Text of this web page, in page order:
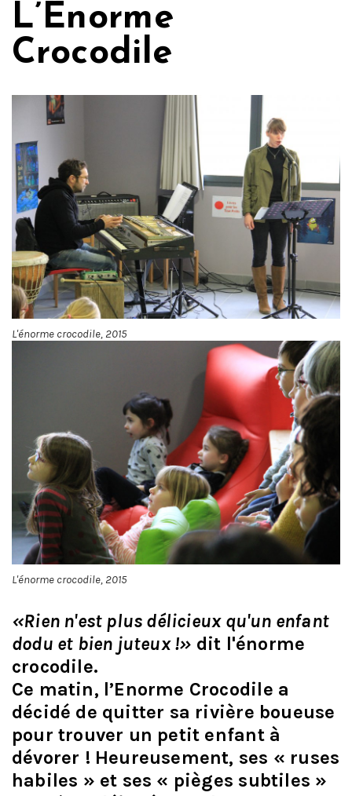
L’Énorme
Crocodile
L'énorme crocodile, 2015
L'énorme crocodile, 2015
«Rien n'est plus délicieux qu'un enfant
dodu et bien juteux !» dit l'énorme
crocodile.
Ce matin, l’Enorme Crocodile a
décidé de quitter sa rivière boueuse
pour trouver un petit enfant à
dévorer ! Heureusement, ses « ruses
habiles » et ses « pièges subtiles »